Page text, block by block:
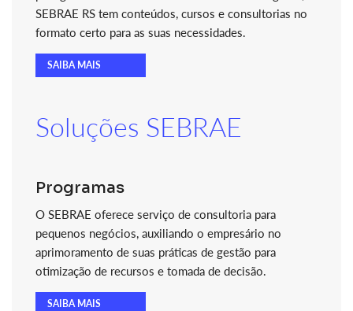
SEBRAE RS tem conteúdos, cursos e consultorias no
formato certo para as suas necessidades.
SAIBA MAIS
Soluções SEBRAE
Programas
O SEBRAE oferece serviço de consultoria para
pequenos negócios, auxiliando o empresário no
aprimoramento de suas práticas de gestão para
otimização de recursos e tomada de decisão.
SAIBA MAIS